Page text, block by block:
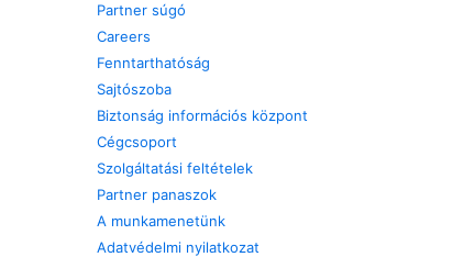
Partner súgó
Careers
Fenntarthatóság
Sajtószoba
Biztonság információs központ
Cégcsoport
Szolgáltatási feltételek
Partner panaszok
A munkamenetünk
Adatvédelmi nyilatkozat